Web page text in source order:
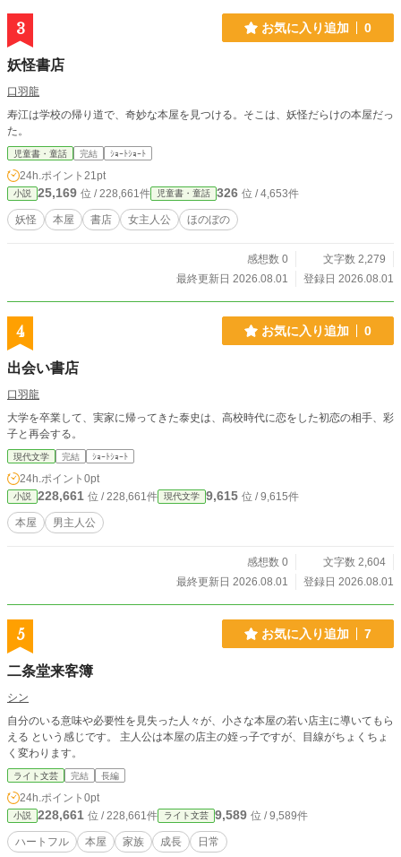
3 お気に入り追加 0
妖怪書店
口羽龍
寿江は学校の帰り道で、奇妙な本屋を見つける。そこは、妖怪だらけの本屋だっ
た。
児童書・童話 完結 ｼｮｰﾄｼｮｰﾄ
24h.ポイント 21pt
小説 25,169 位 / 228,661件 児童書・童話 326 位 / 4,653件
妖怪 本屋 書店 女主人公 ほのぼの
感想数 0
文字数 2,279
最終更新日 2026.08.01
登録日 2026.08.01
4 お気に入り追加 0
出会い書店
口羽龍
大学を卒業して、実家に帰ってきた泰史は、高校時代に恋をした初恋の相手、彩
子と再会する。
現代文学 完結 ｼｮｰﾄｼｮｰﾄ
24h.ポイント 0pt
小説 228,661 位 / 228,661件 現代文学 9,615 位 / 9,615件
本屋 男主人公
感想数 0
文字数 2,604
最終更新日 2026.08.01
登録日 2026.08.01
5 お気に入り追加 7
二条堂来客簿
シン
自分のいる意味や必要性を見失った人々が、小さな本屋の若い店主に導いてもら
える という感じです。 主人公は本屋の店主の姪っ子ですが、目線がちょくちょ
く変わります。
ライト文芸 完結 長編
24h.ポイント 0pt
小説 228,661 位 / 228,661件 ライト文芸 9,589 位 / 9,589件
ハートフル 本屋 家族 成長 日常